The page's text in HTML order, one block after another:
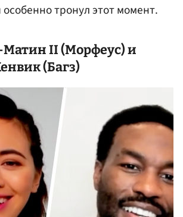
тронул этот момент.
Матин II (Морфеус) и
(Багз)